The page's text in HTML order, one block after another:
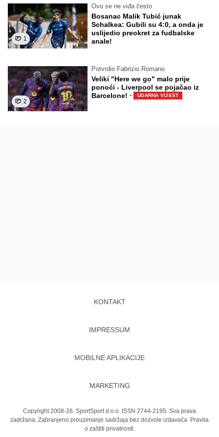
1
Ovo se ne viđa često
Bosanac Malik Tubić junak
Schalkea: Gubili su 4:0, a onda je
uslijedio preokret za fudbalske
anale!
2
Potvrdio Fabrizio Romano
Veliki "Here we go" malo prije
ponoći - Liverpool se pojačao iz
Barcelone! · UDARNA VIJEST
KONTAKT
IMPRESSUM
MOBILNE APLIKACIJE
MARKETING
Copyright 2008-26. SportSport d.o.o. ISSN 2744-2195. Sva prava
zadržana. Zabranjeno preuzimanje sadržaja bez dozvole izdavača. Pravila
o zaštiti privatnosti.